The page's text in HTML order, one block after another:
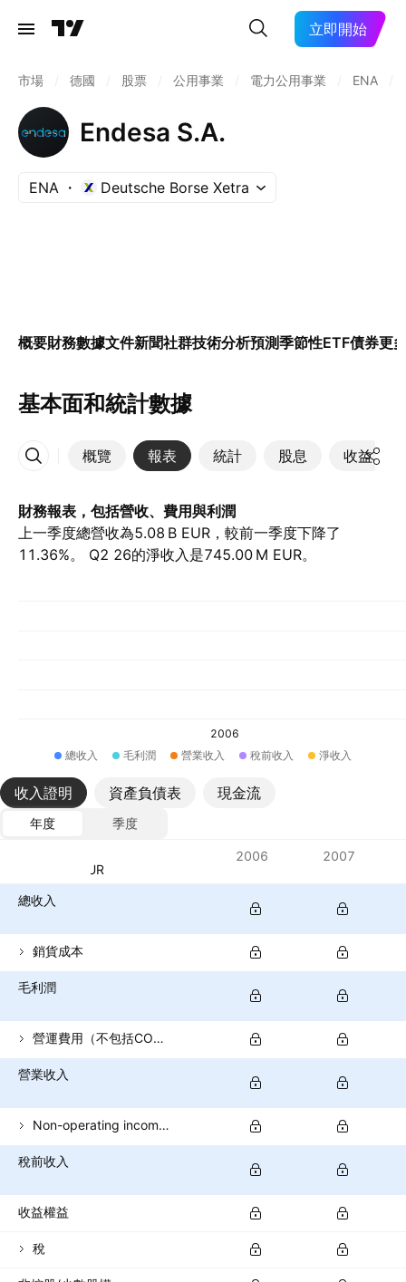
立即開始
市場 德國 股票 公用事業 電力公用事業 ENA
Endesa S.A.
ENA Deutsche Borse Xetra
概要財務數據文件新聞社群技術分析預測季節性ETF債券更
基本面和統計數據
概覽 報表 統計 股息 收益
更多
財務報表，包括營收、費用與利潤
上一季度總營收為‪5.08 B‬ EUR，較前一季度下降了
11.36%。 Q2 26的淨收入是‪745.00 M‬ EUR。
2006
總收入
毛利潤 營業收入 稅前收入 淨收入
收入證明 資產負債表 現金流
年度
季度
貨幣：EUR
2006 2007
總收入
銷貨成本
毛利潤
營運費用（不包括COGS）
營業收入
Non-operating income (total)
稅前收入
收益權益
稅